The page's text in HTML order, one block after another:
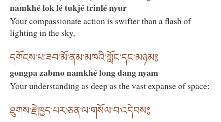
namkhé lok lé tukjé trinlé nyur
Your compassionate action is swifter than a flash of
lighting in the sky,
དགོངས་པ་ཟབ་མོ་ནམ་མཁའི་ཀློང་དང་མཉམ༔
gongpa zabmo namkhé long dang nyam
Your understanding as deep as the vast expanse of space:
ཐུགས་རྗེ་ཁྱད་པར་ཅན་ལ་གསོལ་བ་འདེབས༔